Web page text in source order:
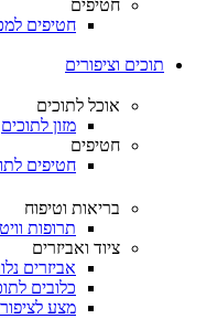
חטיפים
חטיפים
תוכים וציפורים
אוכל לתוכים
מזון לתוכים
חטיפים
חטיפים
בריאות וטיפוח
תרופות
ציוד ואביזרים
אביזרים
כלובים
מצע